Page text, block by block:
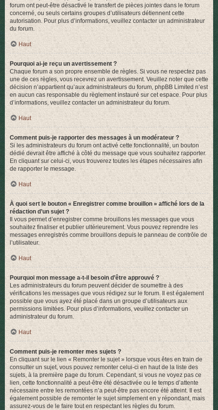
forum ont peut-être désactivé le transfert de pièces jointes dans le forum
concerné, ou seuls certains groupes d’utilisateurs détiennent cette
autorisation. Pour plus d’informations, veuillez contacter un administrateur
du forum.
Haut
Pourquoi ai-je reçu un avertissement ?
Chaque forum a son propre ensemble de règles. Si vous ne respectez pas
une de ces règles, vous recevrez un avertissement. Veuillez noter que cette
décision n’appartient qu’aux administrateurs du forum, phpBB Limited n’est
en aucun cas responsable du règlement instauré sur cet espace. Pour plus
d’informations, veuillez contacter un administrateur du forum.
Haut
Comment puis-je rapporter des messages à un modérateur ?
Si les administrateurs du forum ont activé cette fonctionnalité, un bouton
dédié devrait être affiché à côté du message que vous souhaitez rapporter.
En cliquant sur celui-ci, vous trouverez toutes les étapes nécessaires afin
de rapporter le message.
Haut
À quoi sert le bouton « Enregistrer comme brouillon » affiché lors de la
rédaction d’un sujet ?
Il vous permet d’enregistrer comme brouillons les messages que vous
souhaitez finaliser et publier ultérieurement. Vous pouvez reprendre les
messages enregistrés comme brouillons depuis le panneau de contrôle de
l’utilisateur.
Haut
Pourquoi mon message a-t-il besoin d’être approuvé ?
Les administrateurs du forum peuvent décider de soumettre à des
vérifications les messages que vous rédigez sur le forum. Il est également
possible que vous ayez été placé dans un groupe d’utilisateurs aux
permissions limitées. Pour plus d’informations, veuillez contacter un
administrateur du forum.
Haut
Comment puis-je remonter mes sujets ?
En cliquant sur le lien « Remonter le sujet » lorsque vous êtes en train de
consulter un sujet, vous pouvez remonter celui-ci en haut de la liste des
sujets, à la première page du forum. Cependant, si vous ne voyez pas ce
lien, cette fonctionnalité a peut-être été désactivée ou le temps d’attente
nécessaire entre les remontées n’a peut-être pas encore été atteint. Il est
également possible de remonter le sujet simplement en y répondant, mais
assurez-vous de le faire tout en respectant les règles du forum.